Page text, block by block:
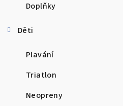
Doplňky
Děti
Plavání
Triatlon
Neopreny